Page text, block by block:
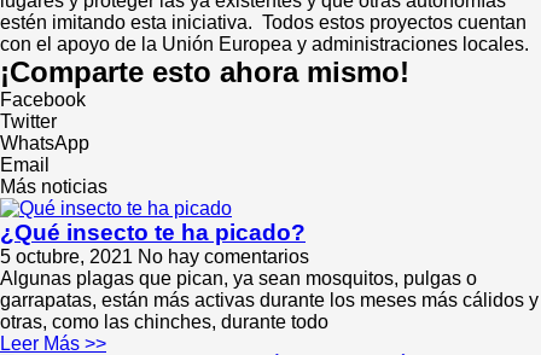
estén imitando esta iniciativa. Todos estos proyectos cuentan
con el apoyo de la Unión Europea y administraciones locales.
¡Comparte esto ahora mismo!
Facebook
Twitter
WhatsApp
Email
Más noticias
¿Qué insecto te ha picado?
5 octubre, 2021 No hay comentarios
Algunas plagas que pican, ya sean mosquitos, pulgas o
garrapatas, están más activas durante los meses más cálidos y
otras, como las chinches, durante todo
Leer Más >>